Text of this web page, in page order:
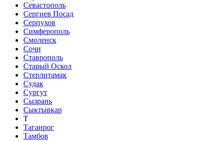
Севастополь
Сергиев Посад
Серпухов
Симферополь
Смоленск
Сочи
Ставрополь
Старый Оскол
Стерлитамак
Судак
Сургут
Сызрань
Сыктывкар
Т
Таганрог
Тамбов